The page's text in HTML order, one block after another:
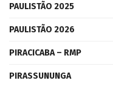
PAULISTÃO 2025
PAULISTÃO 2026
PIRACICABA – RMP
PIRASSUNUNGA